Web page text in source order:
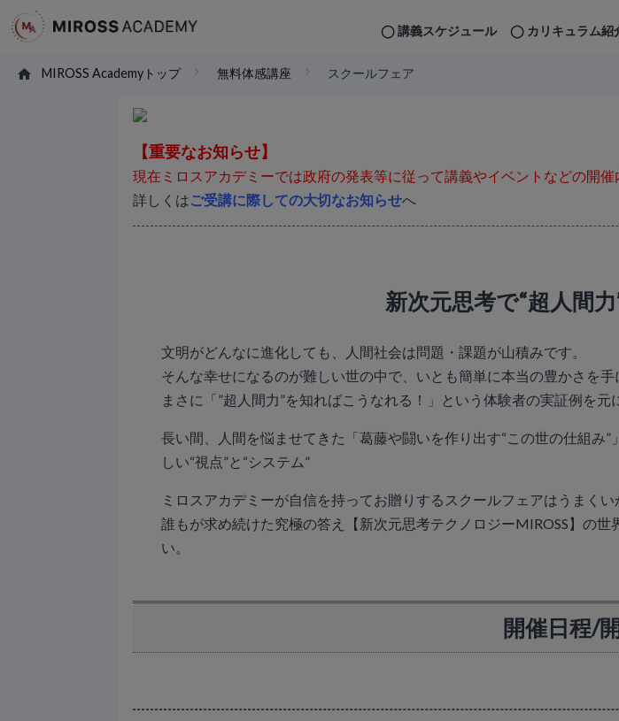
カリキュラム紹
講義スケジュール
MIROSS Academyトップ 無料体感講座 スクールフェア
【重要なお知らせ】
現在ミロスアカデミーでは政府の発表等に従って講義やイベントなどの開催
詳しくはご受講に際しての大切なお知らせへ
新次元思考で“超人間
文明がどんなに進化しても、人間社会は問題・課題が山積みです。
そんな幸せになるのが難しい世の中で、いとも簡単に本当の豊かさを手
まさに「”超人間力”を知ればこうなれる！」という体験者の実証例を元
長い間、人間を悩ませてきた「葛藤や闘いを作り出す“この世の仕組み
しい“視点”と“システム”
ミロスアカデミーが自信を持ってお贈りするスクールフェアはうまく
誰もが求め続けた究極の答え【新次元思考テクノロジーMIROSS】の
い。
開催日程/